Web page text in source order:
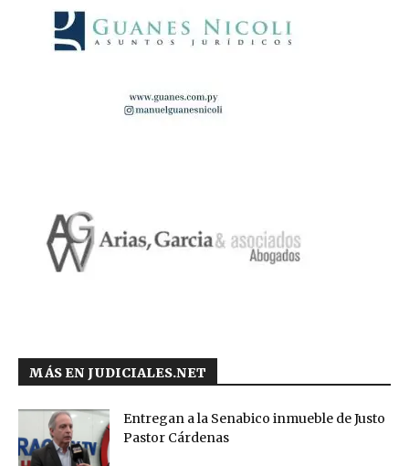
MÁS EN JUDICIALES.NET
Entregan a la Senabico inmueble de Justo
Pastor Cárdenas